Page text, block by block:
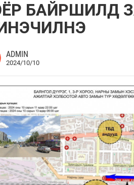
БАЙРШИЛД
ADMIN
2024/10/10